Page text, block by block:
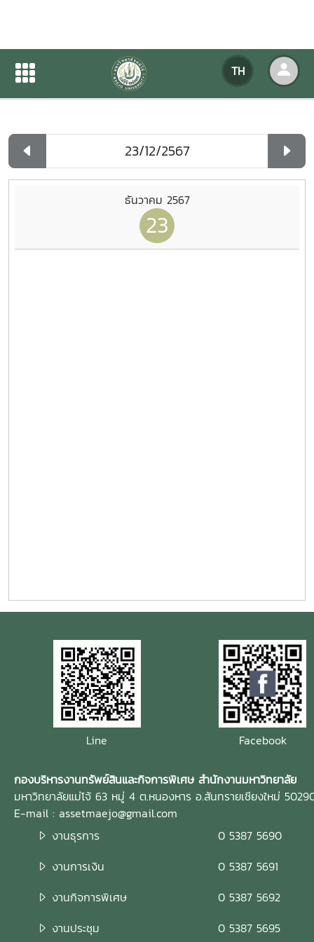
TH
ปฏิทินกิจกรรมของหน่วยงาน
ปฏิทินกิจกรรมของหน่วยงาน
ธันวาคม 2567
23
Line Facebook
กองบริหารงานทรัพย์สินและกิจการพิเศษ สำนักงานมหาวิทยาลัย
มหาวิทยาลัยแม่โจ้ 63 หมู่ 4 ต.หนองหาร อ.สันทรายเชียงใหม่
E-mail : assetmaejo@gmail.com
งานธุรการ
0 5387 5690
งานการเงิน
0 5387 5691
งานกิจการพิเศษ
0 5387 5692
งานประชุม
0 5387 5695